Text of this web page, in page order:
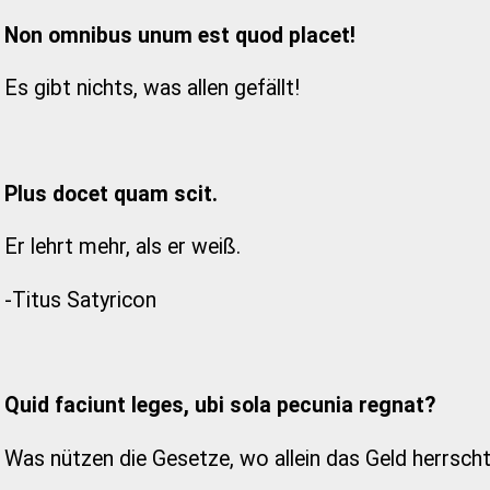
Non omnibus unum est quod placet!
Es gibt nichts, was allen gefällt!
Plus docet quam scit.
Er lehrt mehr, als er weiß.
-Titus Satyricon
Quid faciunt leges, ubi sola pecunia regnat?
Was nützen die Gesetze, wo allein das Geld